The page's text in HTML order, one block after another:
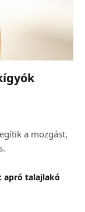
a mozgást,
apró talajlakó